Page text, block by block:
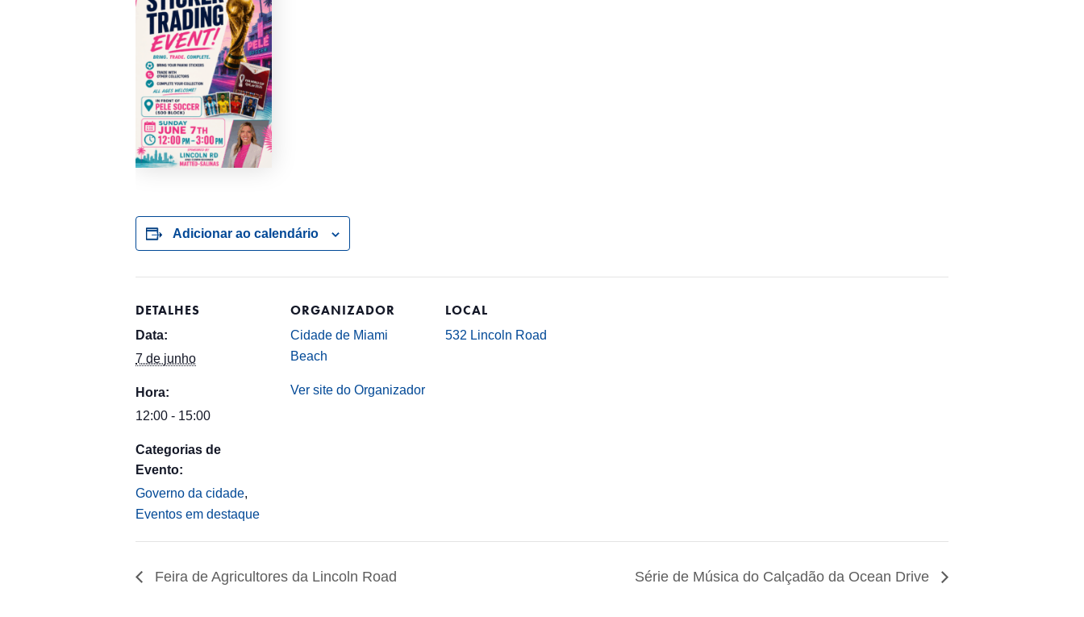
Adicionar ao calendário
DETALHES
Data:
7 de junho
Hora:
12:00 - 15:00
Categorias de
Evento:
Governo da cidade,
Eventos em destaque
ORGANIZADOR
Cidade de Miami
Beach
Ver site do Organizador
LOCAL
532 Lincoln Road
Feira de Agricultores da Lincoln Road Série de Música do Calçadão da Ocean Drive